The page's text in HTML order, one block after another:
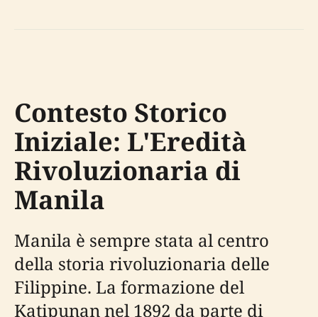
Contesto Storico
Iniziale: L'Eredità
Rivoluzionaria di
Manila
Manila è sempre stata al centro
della storia rivoluzionaria delle
Filippine. La formazione del
Katipunan nel 1892 da parte di